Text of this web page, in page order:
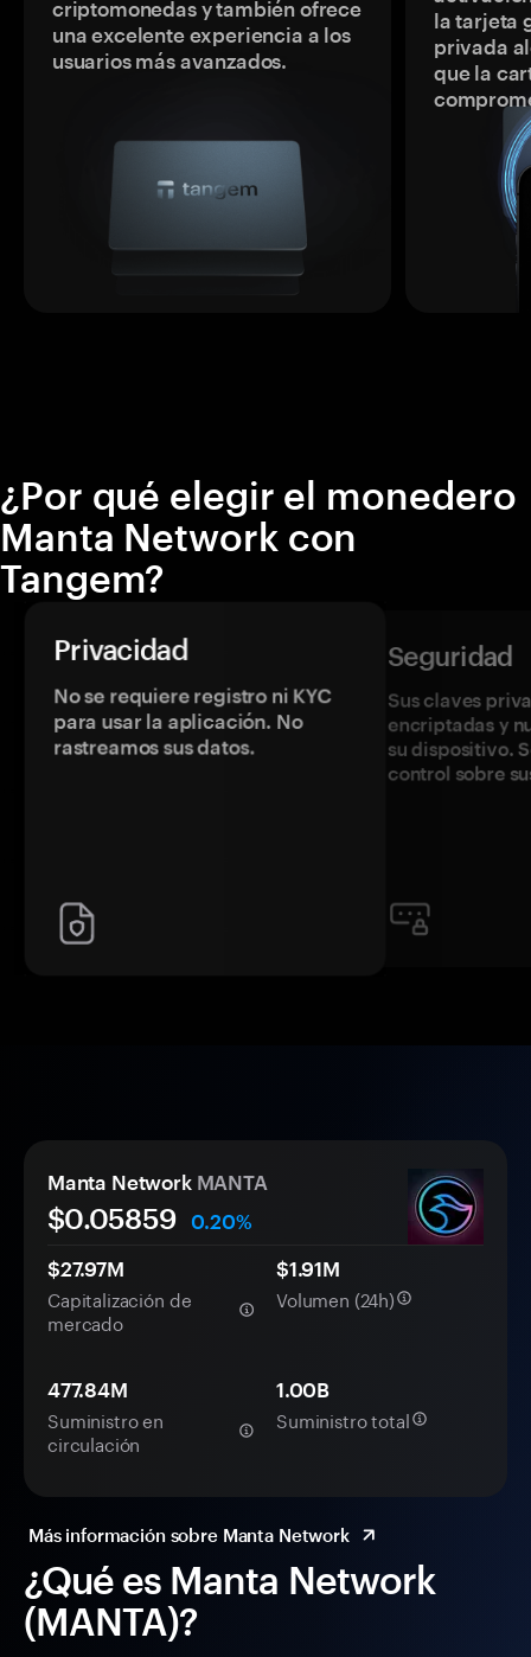
criptomonedas y también ofrece
una excelente experiencia a los
usuarios más avanzados.
la tarjeta
privada
que la
¿Por qué elegir el monedero
Manta Network con
Tangem?
Privacidad
No se requiere registro ni KYC
para usar la aplicación. No
rastreamos sus datos.
Seguridad
Sus claves
encriptadas y
su dispositivo.
control sobre
¿Qué es Manta Network
(MANTA)?
Manta Network MANTA
$0.05859
0.20%
$27.97M
Capitalización de
mercado
$1.91M
Volumen (24h)
477.84M
Suministro en
circulación
1.00B
Suministro total
Más información sobre Manta Network